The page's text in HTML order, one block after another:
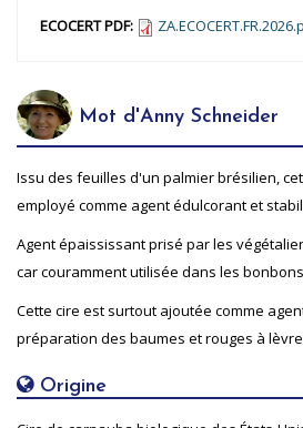
ECOCERT PDF:
Mot d'Anny Schneider
Issu des feuilles d'un palmier brésilien,
employé comme agent édulcorant et
Agent épaississant prisé par les
car couramment utilisée dans les
Cette cire est surtout ajoutée comme
préparation des baumes et rouges à
Origine